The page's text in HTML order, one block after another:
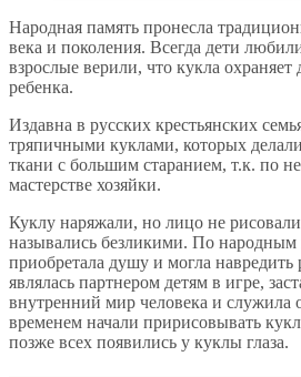
Народная память пронесла
века и поколения. Всегда дети
взрослые верили, что кукла охраняет
ребенка.
Издавна в русских крестьянских
тряпичными куклами, которых
ткани с большим старанием, т.к. по
мастерстве хозяйки.
Куклу наряжали, но лицо не
назывались безликими. По
приобретала душу и могла навредить
являлась партнером детям в игре,
внутренний мир человека и служила
временем начали пририсовывать
позже всех появились у куклы глаза.